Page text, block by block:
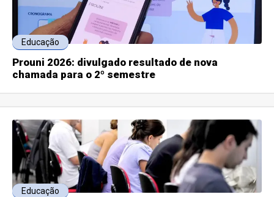
Educação
Prouni 2026: divulgado resultado de nova
chamada para o 2º semestre
Educação